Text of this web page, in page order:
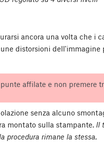
ancora una volta che i
distorsioni dell'immagine
affilate e non premere
senza alcuno
montato sulla stampante. Il
procedura rimane la stessa.